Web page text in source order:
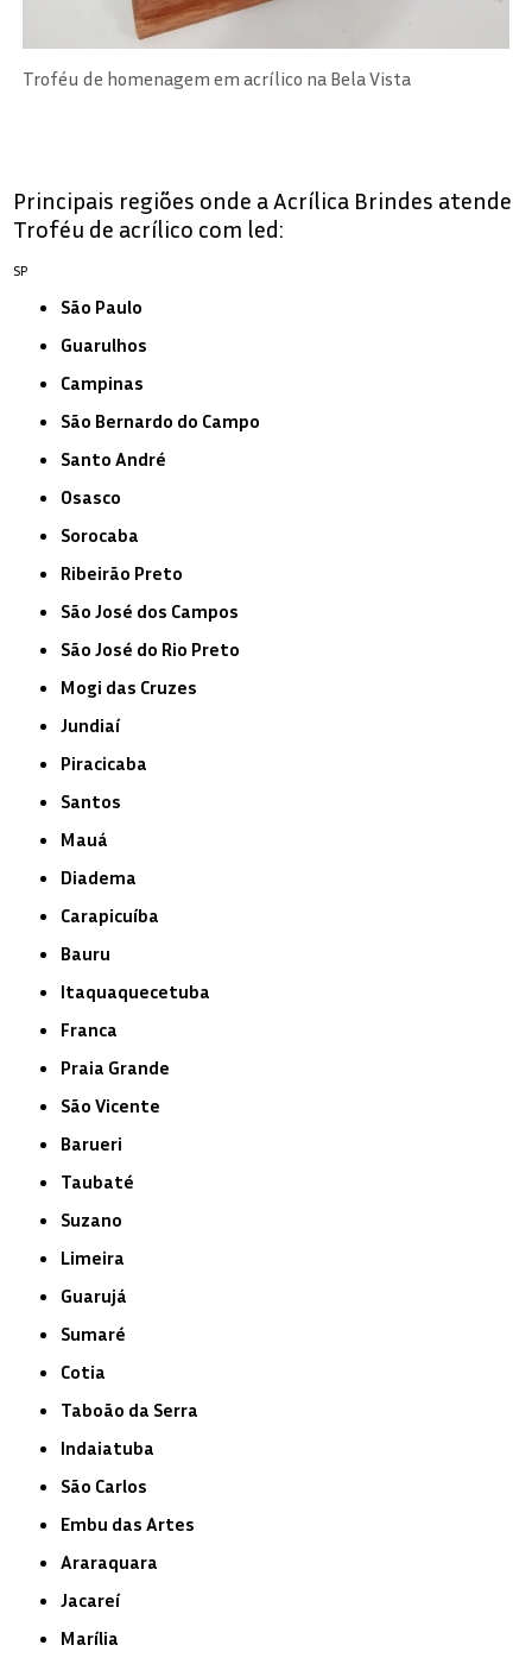
Troféu de homenagem em acrílico na Bela Vista
Principais regiões onde a Acrílica Brindes atende
Troféu de acrílico com led:
SP
São Paulo
Guarulhos
Campinas
São Bernardo do Campo
Santo André
Osasco
Sorocaba
Ribeirão Preto
São José dos Campos
São José do Rio Preto
Mogi das Cruzes
Jundiaí
Piracicaba
Santos
Mauá
Diadema
Carapicuíba
Bauru
Itaquaquecetuba
Franca
Praia Grande
São Vicente
Barueri
Taubaté
Suzano
Limeira
Guarujá
Sumaré
Cotia
Taboão da Serra
Indaiatuba
São Carlos
Embu das Artes
Araraquara
Jacareí
Marília